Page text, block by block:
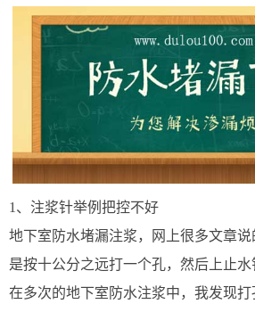
1、注浆针举例把控不好
地下室防水堵漏注浆，网上很多文章
是按十公分之远打一个孔，然后上止水
在多次的地下室防水注浆中，我发现打